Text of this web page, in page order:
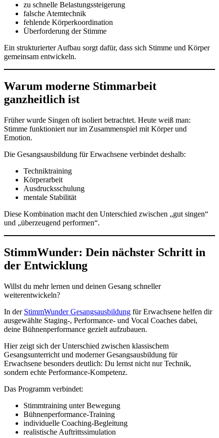
zu schnelle Belastungssteigerung
falsche Atemtechnik
fehlende Körperkoordination
Überforderung der Stimme
Ein strukturierter Aufbau sorgt dafür, dass sich Stimme und Körper
gemeinsam entwickeln.
Warum moderne Stimmarbeit
ganzheitlich ist
Früher wurde Singen oft isoliert betrachtet. Heute weiß man:
Stimme funktioniert nur im Zusammenspiel mit Körper und
Emotion.
Die Gesangsausbildung für Erwachsene verbindet deshalb:
Techniktraining
Körperarbeit
Ausdrucksschulung
mentale Stabilität
Diese Kombination macht den Unterschied zwischen „gut singen“
und „überzeugend performen“.
StimmWunder: Dein nächster Schritt in
der Entwicklung
Willst du mehr lernen und deinen Gesang schneller
weiterentwickeln?
In der StimmWunder Gesangsausbildung für Erwachsene helfen dir
ausgewählte Staging-, Performance- und Vocal Coaches dabei,
deine Bühnenperformance gezielt aufzubauen.
Hier zeigt sich der Unterschied zwischen klassischem
Gesangsunterricht und moderner Gesangsausbildung für
Erwachsene besonders deutlich: Du lernst nicht nur Technik,
sondern echte Performance-Kompetenz.
Das Programm verbindet:
Stimmtraining unter Bewegung
Bühnenperformance-Training
individuelle Coaching-Begleitung
realistische Auftrittssimulation